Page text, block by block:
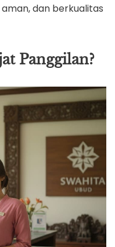
dan berkualitas
Panggilan?